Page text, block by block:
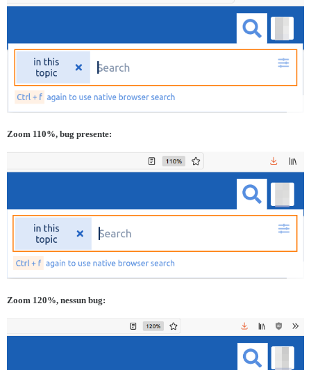
Zoom 110%, bug presente:
Zoom 120%, nessun bug: